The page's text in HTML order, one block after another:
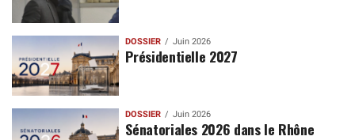
DOSSIER Juin 2026
Présidentielle 2027
DOSSIER Juin 2026
Sénatoriales 2026 dans le Rhône